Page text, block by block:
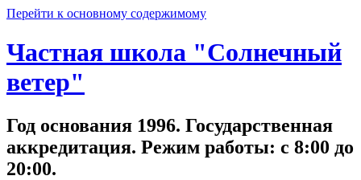
Перейти к основному содержимому
Частная школа "Солнечный
ветер"
Год основания 1996. Государственная
аккредитация. Режим работы: с 8:00 до
20:00.